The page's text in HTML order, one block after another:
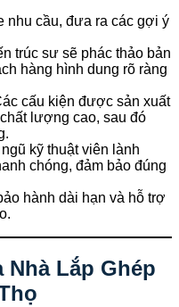
nhu cầu, đưa ra các gợi ý
trúc sư sẽ phác thảo bản
hàng hình dung rõ ràng
cấu kiện được sản xuất
lượng cao, sau đó
kỹ thuật viên lành
chóng, đảm bảo đúng
hành dài hạn và hỗ trợ
Lắp Ghép